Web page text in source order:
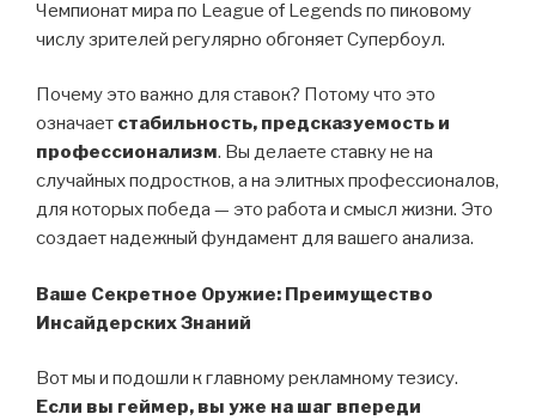
Чемпионат мира по League of Legends по пиковому
числу зрителей регулярно обгоняет Супербоул.
Почему это важно для ставок? Потому что это
означает стабильность, предсказуемость и
профессионализм. Вы делаете ставку не на
случайных подростков, а на элитных профессионалов,
для которых победа — это работа и смысл жизни. Это
создает надежный фундамент для вашего анализа.
Ваше Секретное Оружие: Преимущество
Инсайдерских Знаний
Вот мы и подошли к главному рекламному тезису.
Если вы геймер, вы уже на шаг впереди